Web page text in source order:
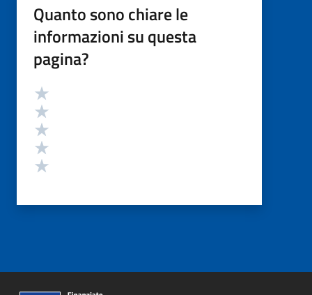
Quanto sono chiare le
informazioni su questa
pagina?
Valutazione